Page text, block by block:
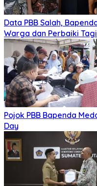
Data PBB Salah,
Warga dan Perbaiki
Pojok PBB Bapenda
Day